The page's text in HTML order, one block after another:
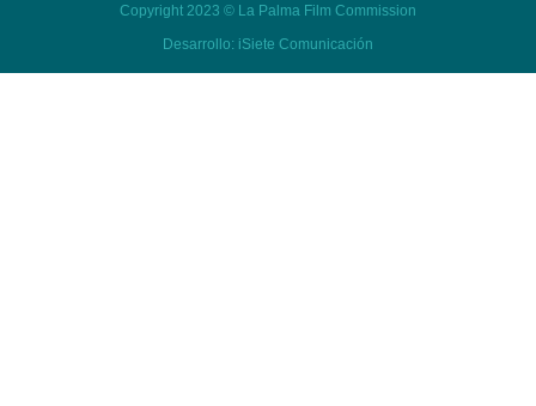
Copyright 2023 © La Palma Film Commission
Desarrollo: iSiete Comunicación